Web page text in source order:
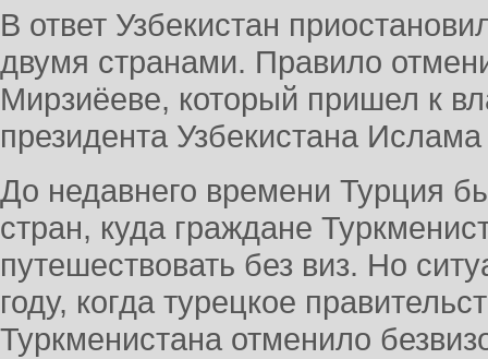
В ответ Узбекистан
двумя странами. Правило
Мирзиёеве, который пришел к
президента Узбекистана
До недавнего времени Турция
стран, куда граждане
путешествовать без виз. Но
году, когда турецкое
Туркменистана отменило